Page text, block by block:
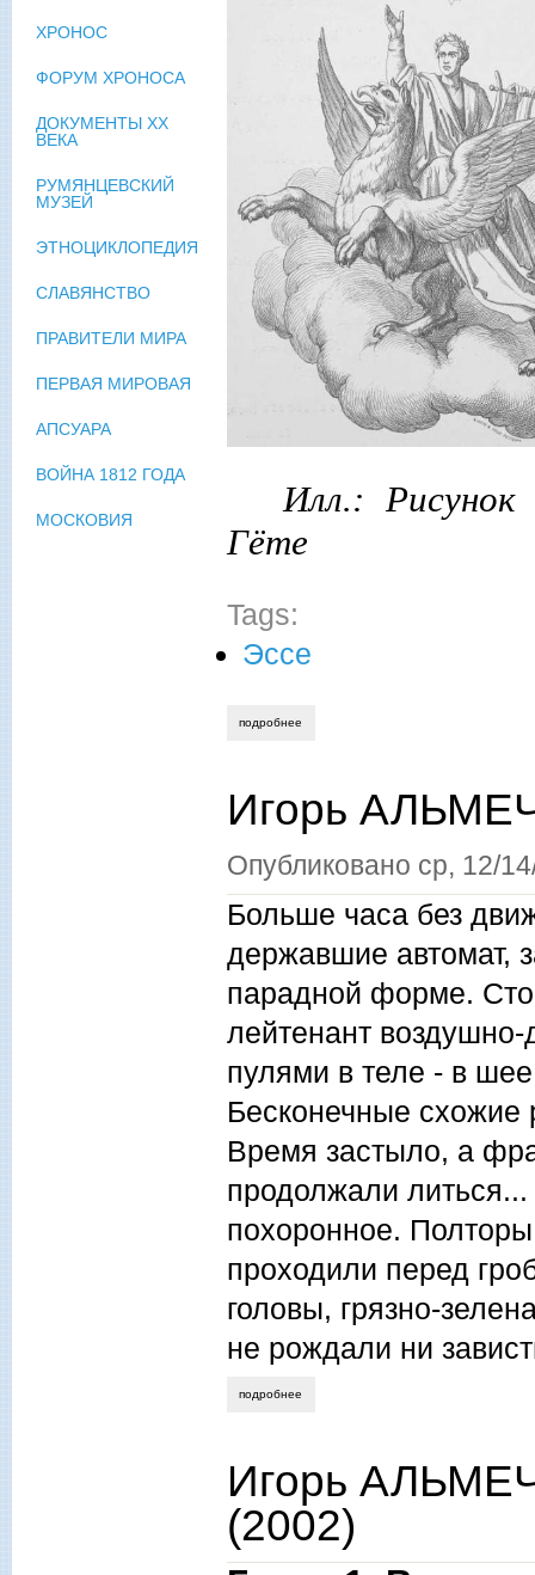
Илл.: Рисунок
Гёте
Tags:
Эссе
подробнее
Игорь
Опубликовано ср, 12/
Больше часа без
державшие автомат,
парадной форме.
лейтенант
пулями в теле - в
Бесконечные схожие
Время застыло, а
продолжали литься...
похоронное.
проходили перед
головы, грязно-
не рождали ни
подробнее
Игорь
(2002)
ХРОНОС
ФОРУМ ХРОНОСА
ДОКУМЕНТЫ XX
ВЕКА
РУМЯНЦЕВСКИЙ
МУЗЕЙ
ЭТНОЦИКЛОПЕДИЯ
СЛАВЯНСТВО
ПРАВИТЕЛИ МИРА
ПЕРВАЯ МИРОВАЯ
АПСУАРА
ВОЙНА 1812 ГОДА
МОСКОВИЯ